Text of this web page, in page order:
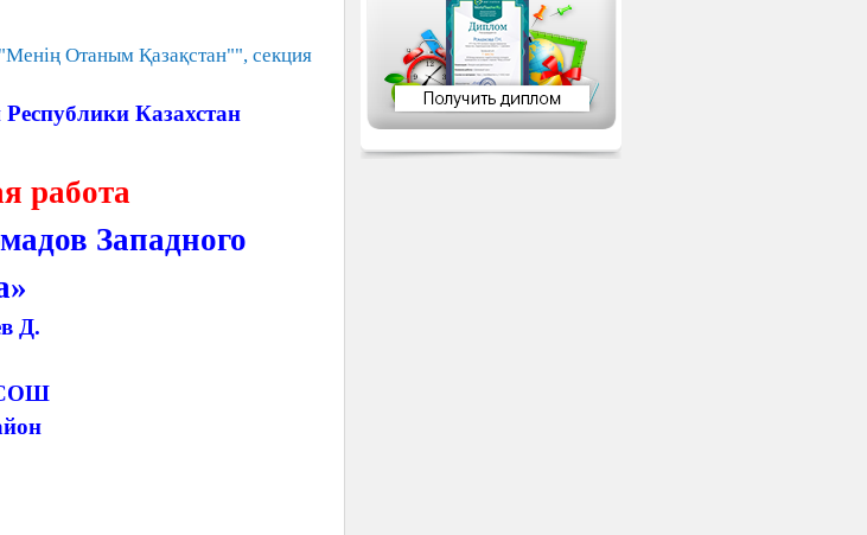
Отаным Қазақстан"", секция
Казахстан
работа
Западного
Д.
СОШ